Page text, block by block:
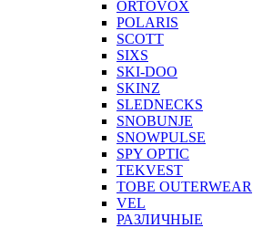
ORTOVOX
POLARIS
SCOTT
SIXS
SKI-DOO
SKINZ
SLEDNECKS
SNOBUNJE
SNOWPULSE
SPY OPTIC
TEKVEST
TOBE OUTERWEAR
VEL
РАЗЛИЧНЫЕ